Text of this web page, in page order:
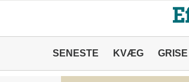
SENESTE KVÆG GRISE